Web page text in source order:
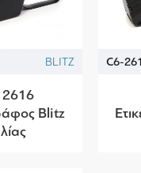
BLITZ
2616
Blitz
C6-